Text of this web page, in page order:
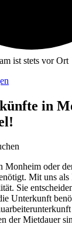
ist stets vor Ort
in
Monheim oder
Mit uns als
Sie
Unterkunft
der Mietdauer